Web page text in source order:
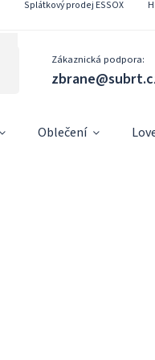
Splátkový prodej ESSOX
Zákaznická podpora:
Oblečení